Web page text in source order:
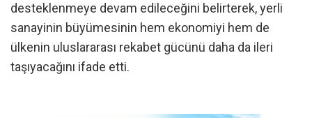
desteklenmeye devam edileceğini belirterek, yerli
sanayinin büyümesinin hem ekonomiyi hem de
ülkenin uluslararası rekabet gücünü daha da ileri
taşıyacağını ifade etti.